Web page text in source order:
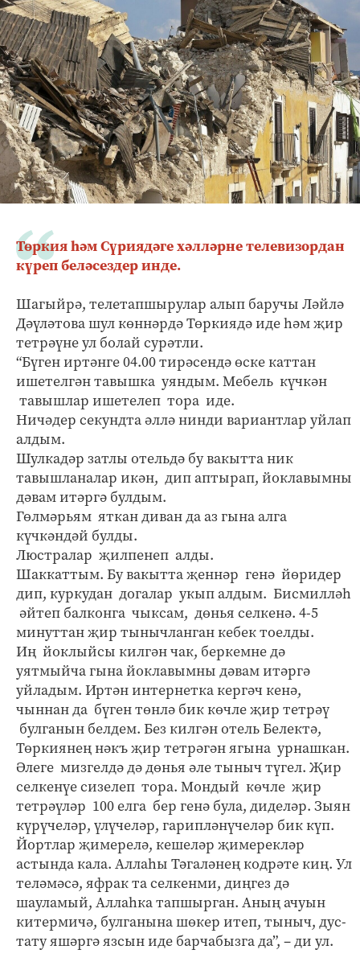
Төркия һәм Сүриядәге хәлләрне телевизордан
күреп беләсездер инде.
Шагыйрә, телетапшырулар алып баручы Ләйлә
Дәүләтова шул көннәрдә Төркиядә иде һәм җир
тетрәүне ул болай сурәтли.
“Бүген иртәнге 04.00 тирәсендә өске каттан
ишетелгән тавышка уяндым. Мебель күчкән
тавышлар ишетелеп тора иде.
Ничәдер секундта әллә нинди вариантлар уйлап
алдым.
Шулкадәр затлы отельдә бу вакытта ник
тавышланалар икән, дип аптырап, йоклавымны
дәвам итәргә булдым.
Гөлмәрьям яткан диван да аз гына алга
күчкәндәй булды.
Люстралар җилпенеп алды.
Шаккаттым. Бу вакытта җеннәр генә йөридер
дип, куркудан догалар укып алдым. Бисмилләһ
әйтеп балконга чыксам, дөнья селкенә. 4-5
минуттан җир тынычланган кебек тоелды.
Иң йоклыйсы килгән чак, беркемне дә
уятмыйча гына йоклавымны дәвам итәргә
уйладым. Иртән интернетка кергәч кенә,
чыннан да бүген төнлә бик көчле җир тетрәү
булганын белдем. Без килгән отель Белектә,
Төркиянең нәкъ җир тетрәгән ягына урнашкан.
Әлеге мизгелдә дә дөнья әле тыныч түгел. Җир
селкенүе сизелеп тора. Мондый көчле җир
тетрәүләр 100 елга бер генә була, диделәр. Зыян
күрүчеләр, үлүчеләр, гарипләнүчеләр бик күп.
Йортлар җимерелә, кешеләр җимерекләр
астында кала. Аллаһы Тәгаләнең кодрәте киң. Ул
теләмәсә, яфрак та селкенми, диңгез дә
шауламый, Аллаһка тапшырган. Аның ачуын
китермичә, булганына шөкер итеп, тыныч, дус-
тату яшәргә язсын иде барчабызга да”, – ди ул.